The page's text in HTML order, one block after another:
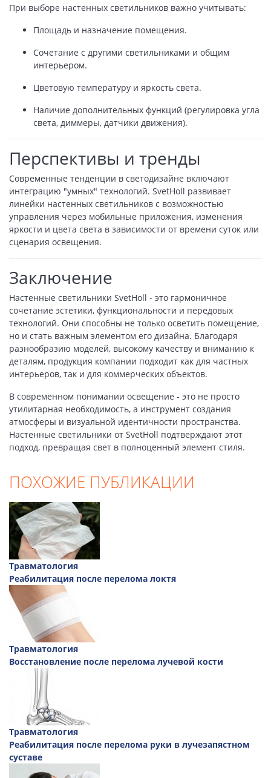
При выборе настенных светильников важно учитывать:
Площадь и назначение помещения.
Сочетание с другими светильниками и общим
интерьером.
Цветовую температуру и яркость света.
Наличие дополнительных функций (регулировка угла
света, диммеры, датчики движения).
Перспективы и тренды
Современные тенденции в светодизайне включают
интеграцию "умных" технологий. SvetHoll развивает
линейки настенных светильников с возможностью
управления через мобильные приложения, изменения
яркости и цвета света в зависимости от времени суток или
сценария освещения.
Заключение
Настенные светильники SvetHoll - это гармоничное
сочетание эстетики, функциональности и передовых
технологий. Они способны не только осветить помещение,
но и стать важным элементом его дизайна. Благодаря
разнообразию моделей, высокому качеству и вниманию к
деталям, продукция компании подходит как для частных
интерьеров, так и для коммерческих объектов.
В современном понимании освещение - это не просто
утилитарная необходимость, а инструмент создания
атмосферы и визуальной идентичности пространства.
Настенные светильники от SvetHoll подтверждают этот
подход, превращая свет в полноценный элемент стиля.
ПОХОЖИЕ ПУБЛИКАЦИИ
Травматология
Реабилитация после перелома локтя
Травматология
Восстановление после перелома лучевой кости
Травматология
Реабилитация после перелома руки в лучезапястном
суставе